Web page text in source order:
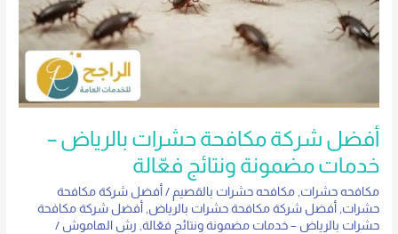
أفضل شركة مكافحة حشرات بالرياض –
خدمات مضمونة ونتائج فعّالة
مكافحه حشرات ,مكافحه حشرات بالقصيم / أفضل شركة مكافحة
حشرات
أفضل شركة مكافحة حشرات بالرياض
أفضل شركة مكافحة
حشرات بالرياض – خدمات مضمونة ونتائج فعّالة رش الهاموش /